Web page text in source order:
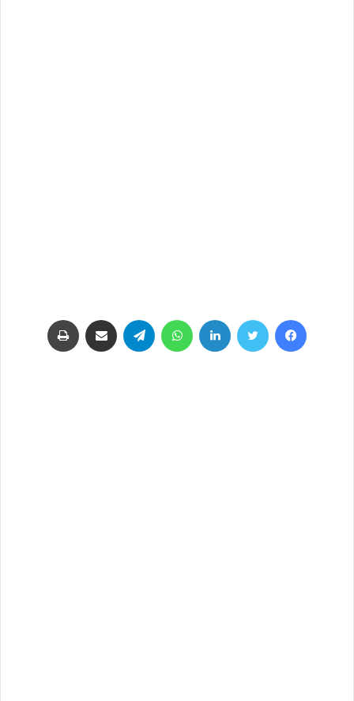
فيسبوك تويتر لينكدإن واتساب تيلقرام مشاركة عبر البريد